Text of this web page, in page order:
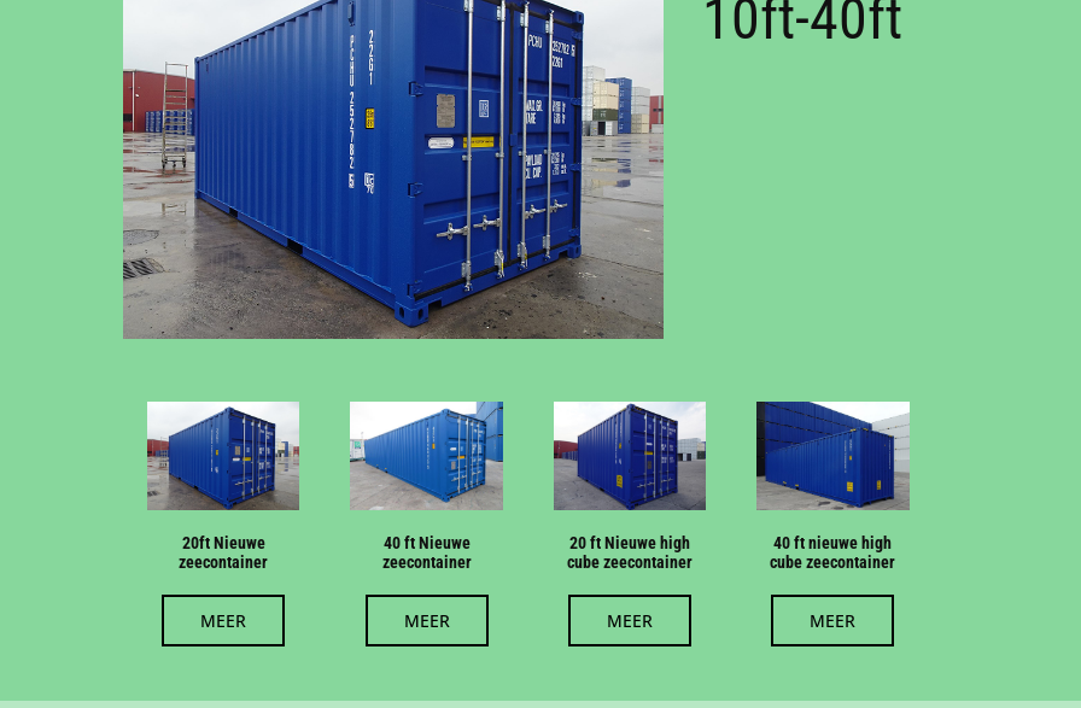
10ft-40ft
20ft Nieuwe
zeecontainer
MEER
40 ft Nieuwe
zeecontainer
MEER
20 ft Nieuwe high
cube zeecontainer
MEER
40 ft nieuwe high
cube zeecontainer
MEER